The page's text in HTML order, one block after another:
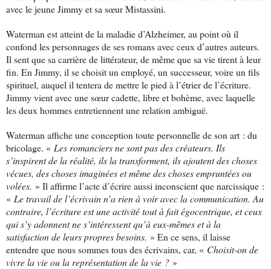
avec le jeune Jimmy et sa sœur Mistassini.
Waterman est atteint de la maladie d’Alzheimer, au point où il
confond les personnages de ses romans avec ceux d’autres auteurs.
Il sent que sa carrière de littérateur, de même que sa vie tirent à leur
fin. En Jimmy, il se choisit un employé, un successeur, voire un fils
spirituel, auquel il tentera de mettre le pied à l’étrier de l’écriture.
Jimmy vient avec une sœur cadette, libre et bohème, avec laquelle
les deux hommes entretiennent une relation ambiguë.
Waterman affiche une conception toute personnelle de son art : du
bricolage. « Les romanciers ne sont pas des créateurs. Ils
s’inspirent de la réalité, ils la transforment, ils ajoutent des choses
vécues, des choses imaginées et même des choses empruntées ou
volées. » Il affirme l’acte d’écrire aussi inconscient que narcissique :
« Le travail de l’écrivain n’a rien à voir avec la communication. Au
contraire, l’écriture est une activité tout à fait égocentrique, et ceux
qui s’y adonnent ne s’intéressent qu’à eux-mêmes et à la
satisfaction de leurs propres besoins. » En ce sens, il laisse
entendre que nous sommes tous des écrivains, car, « Choisit-on de
vivre la vie ou la représentation de la vie ? »